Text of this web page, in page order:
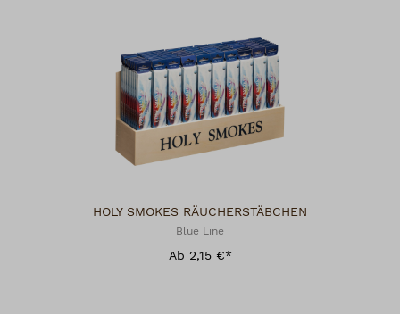
HOLY SMOKES RÄUCHERSTÄBCHEN
Blue Line
Ab 2,15 €*